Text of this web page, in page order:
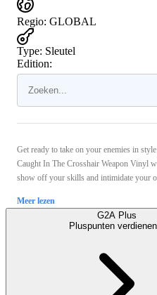
Regio: GLOBAL
Type: Sleutel
Edition:
Get ready to take on your enemies in
Caught In The Crosshair Weapon Vinyl
show off your skills and intimidate your
Meer lezen
G2A Plus
Pluspunten